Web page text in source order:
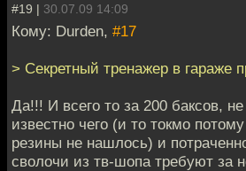
#19 | 30.07.09 14:09
Кому: Durden, #17
> Секретный тренажер в гараже
Да!!! И всего то за 200 баксов,
известно чего (и то токмо
резины не нашлось) и
сволочи из тв-шопа требуют за